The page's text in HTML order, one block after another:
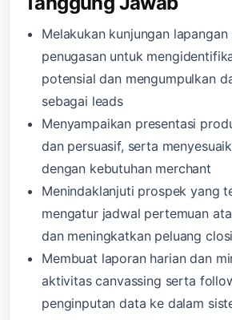
Melakukan kunjungan lapangan
penugasan untuk
potensial dan mengumpulkan
sebagai leads
Menyampaikan presentasi
dan persuasif, serta
dengan kebutuhan merchant
Menindaklanjuti prospek yang
mengatur jadwal pertemuan
dan meningkatkan peluang
Membuat laporan harian dan
aktivitas canvassing serta
penginputan data ke dalam